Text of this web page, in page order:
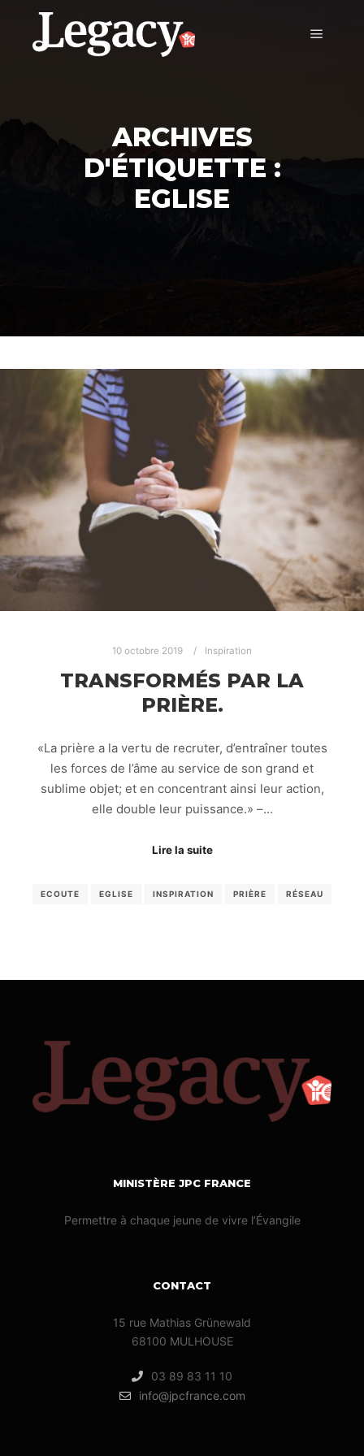
ARCHIVES
D'ÉTIQUETTE :
EGLISE
10 octobre 2019 Inspiration
TRANSFORMÉS PAR LA
PRIÈRE.
«La prière a la vertu de recruter, d’entraîner toutes
les forces de l’âme au service de son grand et
sublime objet; et en concentrant ainsi leur action,
elle double leur puissance.» –…
Lire la suite
ECOUTE EGLISE INSPIRATION PRIÈRE RÉSEAU
MINISTÈRE JPC FRANCE
Permettre à chaque jeune de vivre l’Évangile
CONTACT
15 rue Mathias Grünewald
68100 MULHOUSE
03 89 83 11 10
info@jpcfrance.com